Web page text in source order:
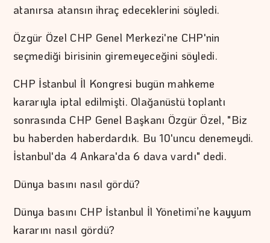
atanırsa atansın ihraç edeceklerini söyledi.
Özgür Özel CHP Genel Merkezi'ne CHP'nin
seçmediği birisinin giremeyeceğini söyledi.
CHP İstanbul İl Kongresi bugün mahkeme
kararıyla iptal edilmişti. Olağanüstü toplantı
sonrasında CHP Genel Başkanı Özgür Özel, "Biz
bu haberden haberdardık. Bu 10'uncu denemeydi.
İstanbul'da 4 Ankara'da 6 dava vardı" dedi.
Dünya basını nasıl gördü?
Dünya basını CHP İstanbul İl Yönetimi’ne kayyum
kararını nasıl gördü?